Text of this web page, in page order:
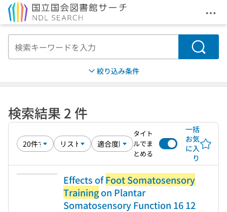
メ
検索
絞り込み条件
検索結果 2 件
タイト
ルでま
とめる
一括
お気
に入
り
Effects ofFoot Somatosensory
Trainingon Plantar
Somatosensory Function 16 12